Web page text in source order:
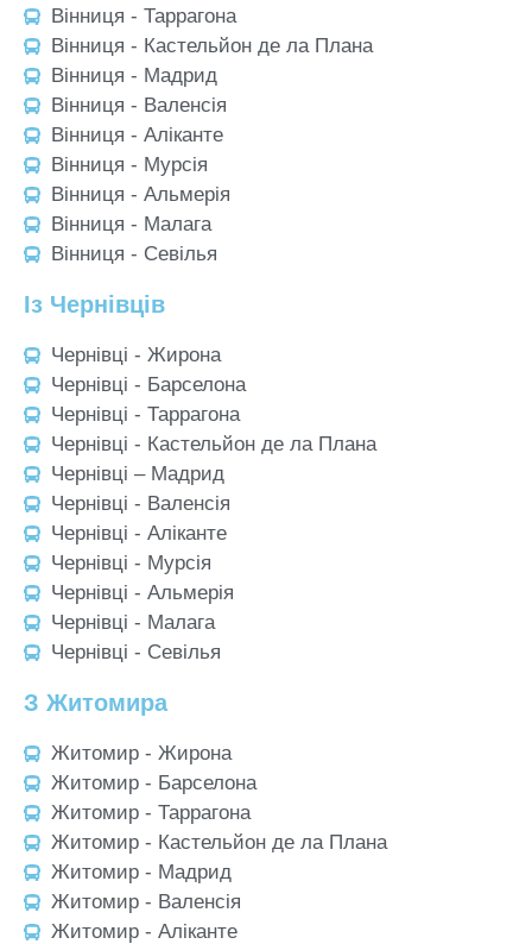
Вінниця - Таррагона
Вінниця - Кастельйон де ла Плана
Вінниця - Мадрид
Вінниця - Валенсія
Вінниця - Аліканте
Вінниця - Мурсія
Вінниця - Альмерія
Вінниця - Малага
Вінниця - Севілья
Із Чернівців
Чернівці - Жирона
Чернівці - Барселона
Чернівці - Таррагона
Чернівці - Кастельйон де ла Плана
Чернівці – Мадрид
Чернівці - Валенсія
Чернівці - Аліканте
Чернівці - Мурсія
Чернівці - Альмерія
Чернівці - Малага
Чернівці - Севілья
З Житомира
Житомир - Жирона
Житомир - Барселона
Житомир - Таррагона
Житомир - Кастельйон де ла Плана
Житомир - Мадрид
Житомир - Валенсія
Житомир - Аліканте